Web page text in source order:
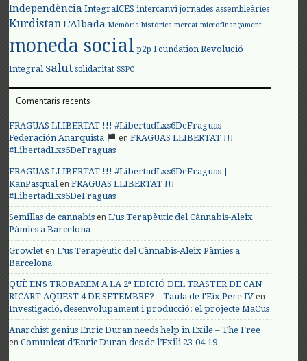
Independència IntegralCES intercanvi jornades assembleàries
KurdistanL'Albada Memòria històrica mercat microfinançament
moneda social p2p Foundation Revolució
Integral salut solidaritat SSPC
Comentaris recents
FRAGUAS LLIBERTAT !!! #LibertadLxs6DeFraguas –
Federación Anarquista
enFRAGUAS LLIBERTAT !!!
#LibertadLxs6DeFraguas
FRAGUAS LLIBERTAT !!! #LibertadLxs6DeFraguas |
KanPasqualenFRAGUAS LLIBERTAT !!!
#LibertadLxs6DeFraguas
Semillas de cannabis enL’us Terapèutic del Cànnabis-Aleix
Pàmies a Barcelona
Growlet enL’us Terapèutic del Cànnabis-Aleix Pàmies a
Barcelona
QUÈ ENS TROBAREM A LA 2ª EDICIÓ DEL TRASTER DE CAN
RICART AQUEST 4 DE SETEMBRE? – Taula de l'Eix Pere IV en
Investigació, desenvolupament i producció: el projecte MaCus
Anarchist genius Enric Duran needs help in Exile – The Free
enComunicat d’Enric Duran des de l’Exili 23-04-19